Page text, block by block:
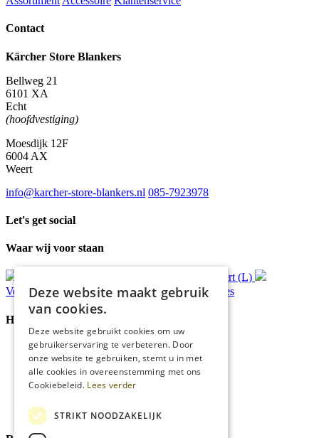
Contact
Kärcher Store Blankers
Bellweg 21
6101 XA
Echt
(hoofdvestiging)
Moesdijk 12F
6004 AX
Weert
info@karcher-store-blankers.nl 085-7923978
Let's get social
Waar wij voor staan
Ophalen in Echt of Weert (L)
Verzondenbinnen 48 uur* Persoonlijk advies
Handige Links
Home
Klantenservice
Over ons
Blog
Cookies
Deze website maakt gebruik
van cookies.
Deze website gebruikt cookies om uw
gebruikerservaring te verbeteren. Door
onze website te gebruiken, stemt u in met
alle cookies in overeenstemming met ons
Cookiebeleid. Lees verder
STRIKT NOODZAKELIJK